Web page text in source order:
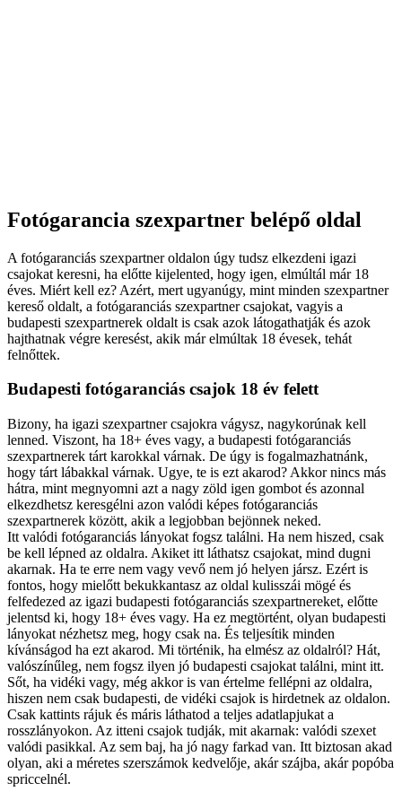
Fotógarancia szexpartner belépő oldal
A fotógaranciás szexpartner oldalon úgy tudsz elkezdeni igazi
csajokat keresni, ha előtte kijelented, hogy igen, elmúltál már 18
éves. Miért kell ez? Azért, mert ugyanúgy, mint minden szexpartner
kereső oldalt, a fotógaranciás szexpartner csajokat, vagyis a
budapesti szexpartnerek oldalt is csak azok látogathatják és azok
hajthatnak végre keresést, akik már elmúltak 18 évesek, tehát
felnőttek.
Budapesti fotógaranciás csajok 18 év felett
Bizony, ha igazi szexpartner csajokra vágysz, nagykorúnak kell
lenned. Viszont, ha 18+ éves vagy, a budapesti fotógaranciás
szexpartnerek tárt karokkal várnak. De úgy is fogalmazhatnánk,
hogy tárt lábakkal várnak. Ugye, te is ezt akarod? Akkor nincs más
hátra, mint megnyomni azt a nagy zöld igen gombot és azonnal
elkezdhetsz keresgélni azon valódi képes fotógaranciás
szexpartnerek között, akik a legjobban bejönnek neked.
Itt valódi fotógaranciás lányokat fogsz találni. Ha nem hiszed, csak
be kell lépned az oldalra. Akiket itt láthatsz csajokat, mind dugni
akarnak. Ha te erre nem vagy vevő nem jó helyen jársz. Ezért is
fontos, hogy mielőtt bekukkantasz az oldal kulisszái mögé és
felfedezed az igazi budapesti fotógaranciás szexpartnereket, előtte
jelentsd ki, hogy 18+ éves vagy. Ha ez megtörtént, olyan budapesti
lányokat nézhetsz meg, hogy csak na. És teljesítik minden
kívánságod ha ezt akarod. Mi történik, ha elmész az oldalról? Hát,
valószínűleg, nem fogsz ilyen jó budapesti csajokat találni, mint itt.
Sőt, ha vidéki vagy, még akkor is van értelme fellépni az oldalra,
hiszen nem csak budapesti, de vidéki csajok is hirdetnek az oldalon.
Csak kattints rájuk és máris láthatod a teljes adatlapjukat a
rosszlányokon. Az itteni csajok tudják, mit akarnak: valódi szexet
valódi pasikkal. Az sem baj, ha jó nagy farkad van. Itt biztosan akad
olyan, aki a méretes szerszámok kedvelője, akár szájba, akár popóba
spriccelnél.